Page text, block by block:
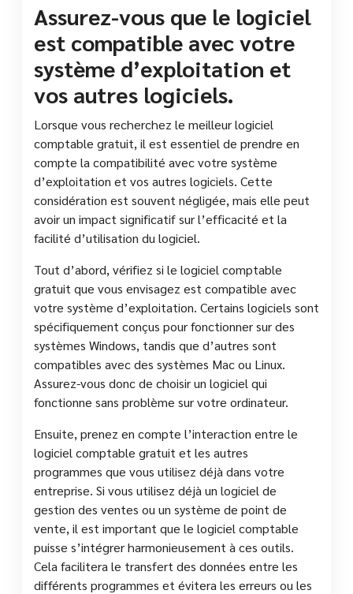
Assurez-vous que le logiciel
est compatible avec votre
système d’exploitation et
vos autres logiciels.
Lorsque vous recherchez le meilleur logiciel
comptable gratuit, il est essentiel de prendre en
compte la compatibilité avec votre système
d’exploitation et vos autres logiciels. Cette
considération est souvent négligée, mais elle peut
avoir un impact significatif sur l’efficacité et la
facilité d’utilisation du logiciel.
Tout d’abord, vérifiez si le logiciel comptable
gratuit que vous envisagez est compatible avec
votre système d’exploitation. Certains logiciels sont
spécifiquement conçus pour fonctionner sur des
systèmes Windows, tandis que d’autres sont
compatibles avec des systèmes Mac ou Linux.
Assurez-vous donc de choisir un logiciel qui
fonctionne sans problème sur votre ordinateur.
Ensuite, prenez en compte l’interaction entre le
logiciel comptable gratuit et les autres
programmes que vous utilisez déjà dans votre
entreprise. Si vous utilisez déjà un logiciel de
gestion des ventes ou un système de point de
vente, il est important que le logiciel comptable
puisse s’intégrer harmonieusement à ces outils.
Cela facilitera le transfert des données entre les
différents programmes et évitera les erreurs ou les